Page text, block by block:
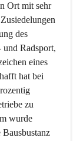
Ort mit sehr
des
und Radsport,
eines
hat bei
zu
wurde